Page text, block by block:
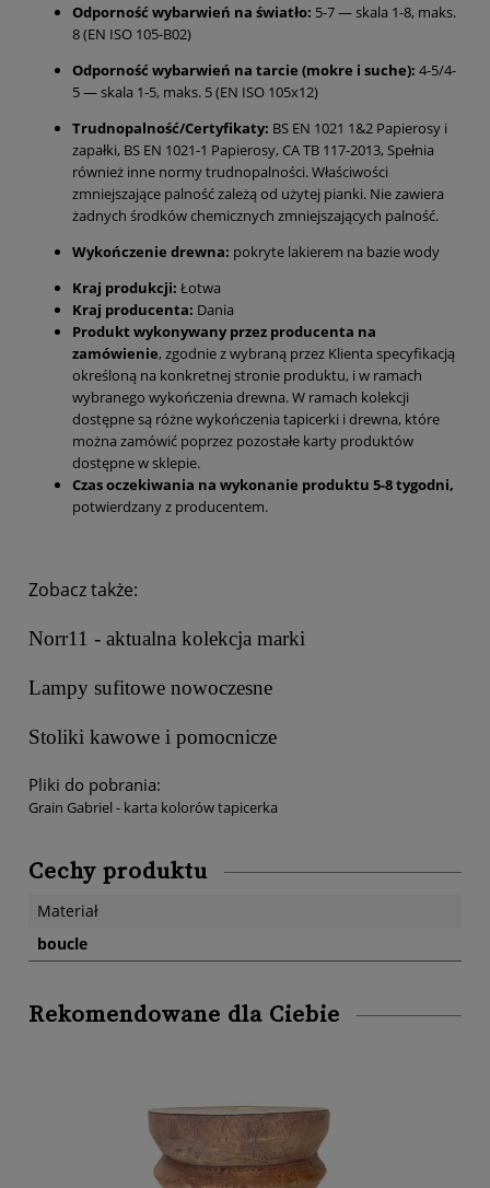
Odporność wybarwień na światło: 5-7 — skala 1-8, maks.
8 (EN ISO 105-B02)
Odporność wybarwień na tarcie (mokre i suche): 4-5/4-
5 — skala 1-5, maks. 5 (EN ISO 105x12)
Trudnopalność/Certyfikaty: BS EN 1021 1&2 Papierosy i
zapałki, BS EN 1021-1 Papierosy, CA TB 117-2013, Spełnia
również inne normy trudnopalności. Właściwości
zmniejszające palność zależą od użytej pianki. Nie zawiera
żadnych środków chemicznych zmniejszających palność.
Wykończenie drewna: pokryte lakierem na bazie wody
Kraj produkcji: Łotwa
Kraj producenta: Dania
Produkt wykonywany przez producenta na
zamówienie, zgodnie z wybraną przez Klienta specyfikacją
określoną na konkretnej stronie produktu, i w ramach
wybranego wykończenia drewna. W ramach kolekcji
dostępne są różne wykończenia tapicerki i drewna, które
można zamówić poprzez pozostałe karty produktów
dostępne w sklepie.
Czas oczekiwania na wykonanie produktu 5-8 tygodni,
potwierdzany z producentem.
Zobacz także:
Norr11 - aktualna kolekcja marki
Lampy sufitowe nowoczesne
Stoliki kawowe i pomocnicze
Pliki do pobrania:
Grain Gabriel - karta kolorów tapicerka
Cechy produktu
Materiał
boucle
Rekomendowane dla Ciebie